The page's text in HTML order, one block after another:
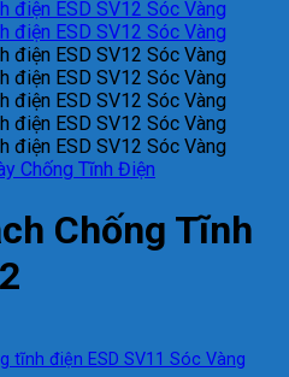
Chống Tĩnh Điện
Chống Tĩnh